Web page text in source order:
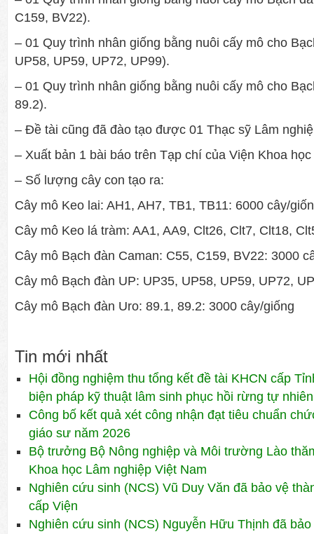
C159, BV22).
– 01 Quy trình nhân giống bằng nuôi cấy mô cho
UP58, UP59, UP72, UP99).
– 01 Quy trình nhân giống bằng nuôi cấy mô cho
89.2).
– Đề tài cũng đã đào tạo được 01 Thạc sỹ Lâm
– Xuất bản 1 bài báo trên Tạp chí của Viện Khoa
– Số lượng cây con tạo ra:
Cây mô Keo lai: AH1, AH7, TB1, TB11: 6000 cây/
Cây mô Keo lá tràm: AA1, AA9, Clt26, Clt7, Clt18,
Cây mô Bạch đàn Caman: C55, C159, BV22: 3000
Cây mô Bạch đàn UP: UP35, UP58, UP59, UP72,
Cây mô Bạch đàn Uro: 89.1, 89.2: 3000 cây/giống
Tin mới nhất
Hội đồng nghiệm thu tổng kết đề tài KHCN cấp
biện pháp kỹ thuật lâm sinh phục hồi rừng tự
Công bố kết quả xét công nhận đạt tiêu chuẩn
giáo sư năm 2026
Bộ trưởng Bộ Nông nghiệp và Môi trường Lào
Khoa học Lâm nghiệp Việt Nam
Nghiên cứu sinh (NCS) Vũ Duy Văn đã bảo vệ
cấp Viện
Nghiên cứu sinh (NCS) Nguyễn Hữu Thịnh đã